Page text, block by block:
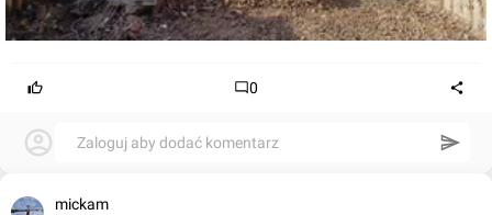
0
Zaloguj aby dodać komentarz
mickam